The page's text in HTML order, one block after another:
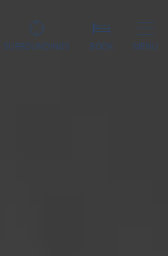
SURROUNDINGS BOOK MENU